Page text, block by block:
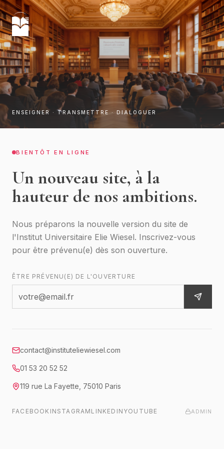
ENSEIGNER · TRANSMETTRE · DIALOGUER
BIENTÔT EN LIGNE
Un nouveau site, à la
hauteur de nos ambitions.
Nous préparons la nouvelle version du site de
l'Institut Universitaire Elie Wiesel. Inscrivez-vous
pour être prévenu(e) dès son ouverture.
ÊTRE PRÉVENU(E) DE L'OUVERTURE
contact@instituteliewiesel.com
01 53 20 52 52
119 rue La Fayette 75010 Paris
FACEBOOK INSTAGRAM LINKEDIN YOUTUBE ADMIN